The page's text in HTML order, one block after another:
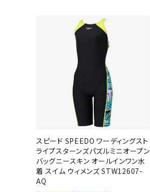
スピード SPEEDO ワーディングスト
ライプスターンズパズルミニオープン
バッグニースキン オールインワン水
着 スイム ウィメンズ STW12607-
AQ